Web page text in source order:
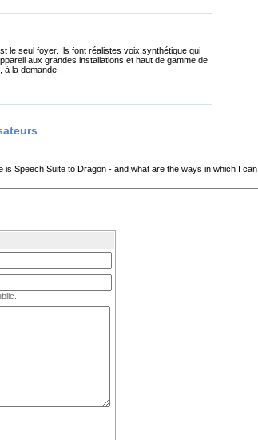
le seul foyer. Ils font réalistes voix synthétique qui
aux grandes installations et haut de gamme de
la demande.
is Speech Suite to Dragon - and what are the ways in which I can